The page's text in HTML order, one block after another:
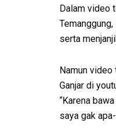
Dalam video
serta
Namun
Ganjar di
“Karena
saya gak